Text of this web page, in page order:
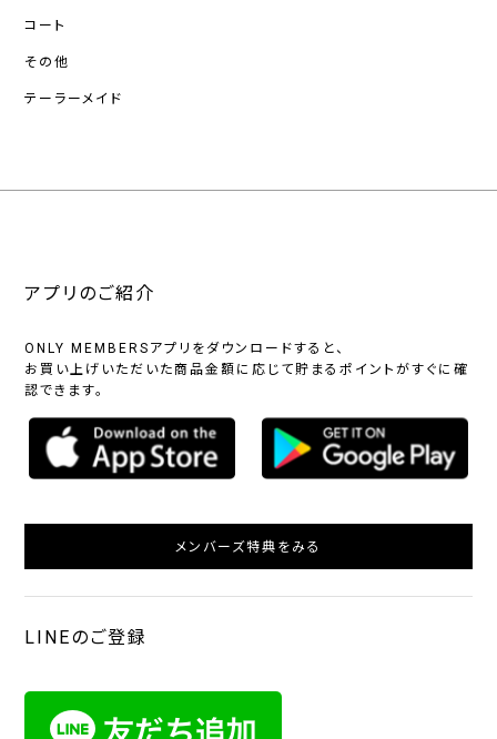
コート
その他
テーラーメイド
アプリのご紹介
ONLY MEMBERSアプリをダウンロードすると、
お買い上げいただいた商品金額に応じて貯まるポイントがすぐに確
認できます。
メンバーズ特典をみる
LINEのご登録